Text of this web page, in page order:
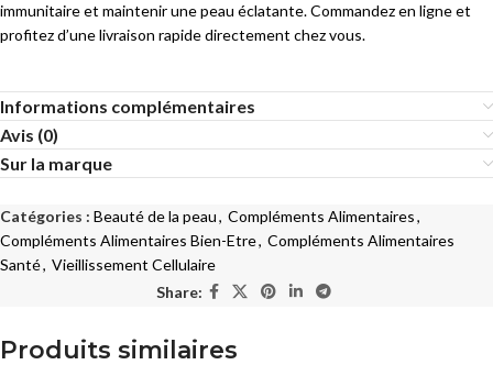
immunitaire et maintenir une peau éclatante. Commandez en ligne et
profitez d’une livraison rapide directement chez vous.
Informations complémentaires
Avis (0)
Sur la marque
Catégories : Beauté de la peau, Compléments Alimentaires,
Compléments Alimentaires Bien-Etre, Compléments Alimentaires
Santé, Vieillissement Cellulaire
Share:
Produits similaires